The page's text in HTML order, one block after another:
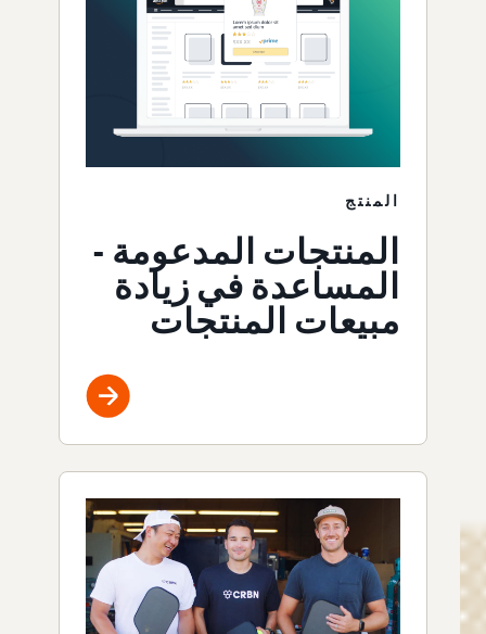
المنتج
المنتجات المدعومة -
المساعدة في زيادة
مبيعات المنتجات